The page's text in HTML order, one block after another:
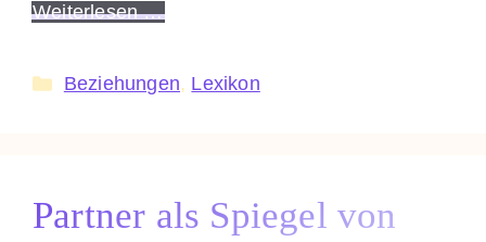
Weiterlesen …
Kategorien
Beziehungen, Lexikon
Partner als Spiegel von